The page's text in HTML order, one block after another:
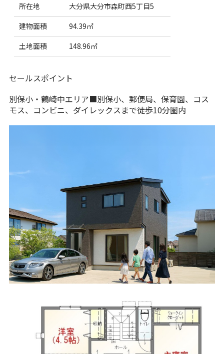
所在地
大分県大分市森町西5丁目5
建物面積
94.39㎡
土地面積
148.96㎡
セールスポイント
別保小・鶴崎中エリア■別保小、郵便局、保育園、コス
モス、コンビニ、ダイレックスまで徒歩10分圏内